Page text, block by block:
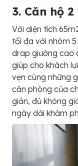
3. Căn hộ
Với diện tích
tối đa với nhóm
drap giường cao
giúp cho khách
vẹn cùng những
căn phòng của
giản, đủ không
ngày dài khám